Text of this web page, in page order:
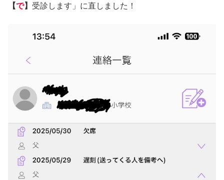
【で】 受診します」に直しました！